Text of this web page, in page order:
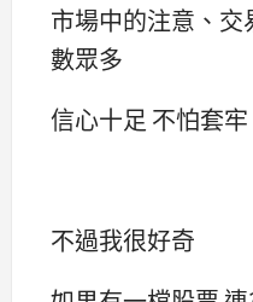
市場中的注意、
數眾多
信心十足 不怕套牢
不過我很好奇